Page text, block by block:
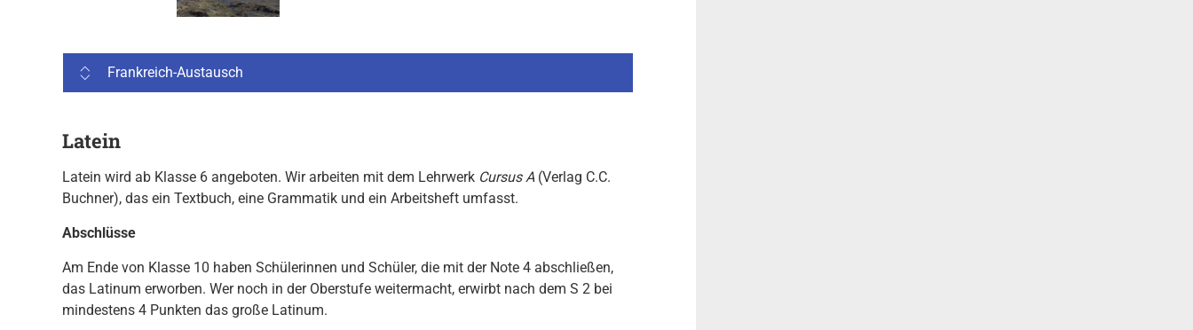
Frankreich-Austausch
Latein
Latein wird ab Klasse 6 angeboten. Wir arbeiten mit dem Lehrwerk Cursus A(Verlag C.C.
Buchner), das ein Textbuch, eine Grammatik und ein Arbeitsheft umfasst.
Abschlüsse
Am Ende von Klasse 10 haben Schülerinnen und Schüler, die mit der Note 4 abschließen,
das Latinum erworben. Wer noch in der Oberstufe weitermacht, erwirbt nach dem S 2 bei
mindestens 4 Punkten das große Latinum.